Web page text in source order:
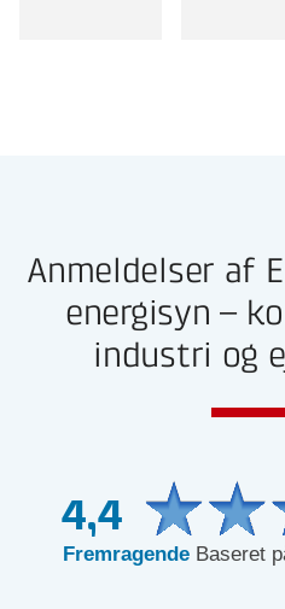
Anmeldelser af
energisyn –
industri og
4,4
Fremragende Baseret